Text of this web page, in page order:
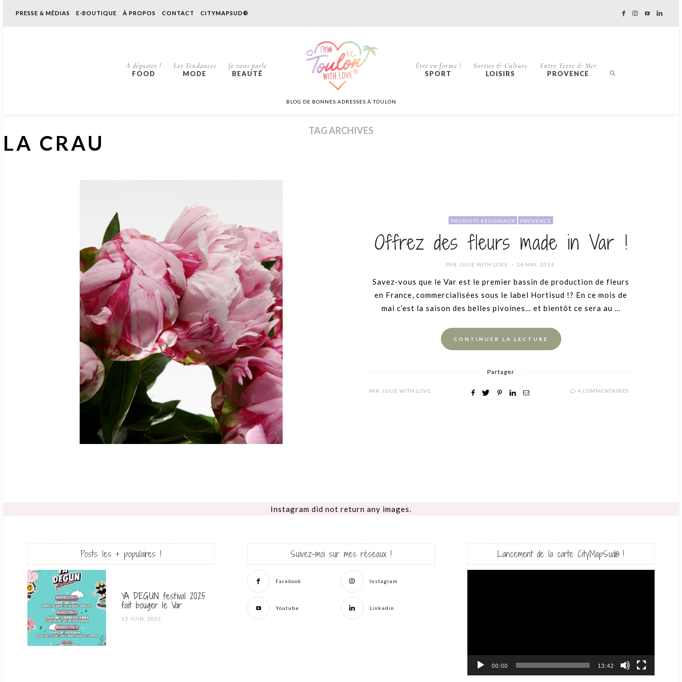
PRESSE & MÉDIAS E-BOUTIQUE À PROPOS CONTACT CITYMAPSUD®
À déguster !
FOOD
Les Tendances
MODE
Je vous parle
BEAUTÉ
BLOG DE BONNES ADRESSES À TOULON
Être en forme !
SPORT
Sorties & Culture
LOISIRS
Entre Terre & Mer
PROVENCE
TAG ARCHIVES
LA CRAU
PRODUITS RÉGIONAUX PROVENCE
Offrez des fleurs made in Var !
PAR JULIE WITH LOVE
POSTED
24 MAI, 2014
Savez-vous que le Var est le premier bassin de production de fleurs
en France, commercialisées sous le label Hortisud !? En ce mois de
mai c’est la saison des belles pivoines… et bientôt ce sera au …
CONTINUER LA LECTURE
Partager
PAR JULIE WITH LOVE 4 COMMENTAIRES
Instagram did not return any images.
Posts les + populaires !
YA DEGUN festival 2025
fait bouger le Var
POSTED
13 JUIN, 2025
Suivez-moi sur mes réseaux !
Facebook Instagram
Youtube Linkedin
Lancement de la carte CityMapSud® !
00:00 13:42